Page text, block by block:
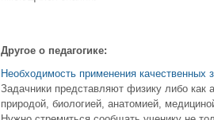
Другое о педагогике:
Необходимость применения качественных
Задачники представляют физику либо как
природой, биологией, анатомией,